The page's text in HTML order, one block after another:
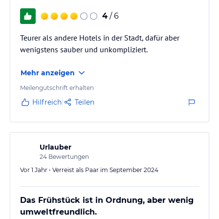
4 / 6
Teurer als andere Hotels in der Stadt, dafür aber
wenigstens sauber und unkompliziert.
Mehr anzeigen
Meilengutschrift erhalten
Hilfreich Teilen
Urlauber
24 Bewertungen
Vor 1 Jahr • Verreist als Paar im September 2024
Das Frühstück ist in Ordnung, aber wenig
umweltfreundlich.